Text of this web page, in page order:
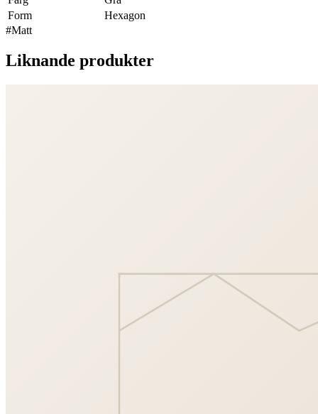
Form
Hexagon
#Matt
Liknande produkter